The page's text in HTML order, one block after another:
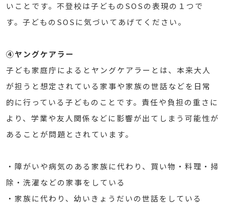
いことです。不登校は子どものSOSの表現の１つで
す。子どものSOSに気づいてあげてください。
④ヤングケアラー
子ども家庭庁によるとヤングケアラーとは、本来大人
が担うと想定されている家事や家族の世話などを日常
的に行っている子どものことです。責任や負担の重さに
より、学業や友人関係などに影響が出てしまう可能性が
あることが問題とされています。
・障がいや病気のある家族に代わり、買い物・料理・掃
除・洗濯などの家事をしている
・家族に代わり、幼いきょうだいの世話をしている